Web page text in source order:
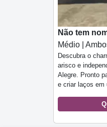
Não tem
Médio |
Descubra o
arisco e
Alegre. Pronto
e criar laços em